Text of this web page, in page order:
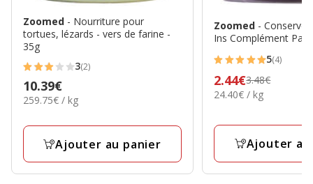
Zoomed - Nourriture pour
tortues, lézards - vers de farine -
35g
3
étoiles
avec
2
3(2)
Prix
10.39€
10.39€
259.75€
Kg
259.75€ / kg
Ajouter au panier
Zoomed - Conserve
Ins Complément
5
étoiles
avec
avis
5(4)
Prix
précédent
prix
2.44€
2.44€3.48€
24.40€
24.40€ / kg
Ajouter